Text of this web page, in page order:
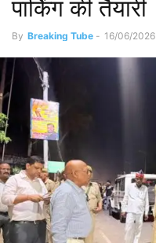
पार्किंग की तैयारी
By Breaking Tube - 16/06/2026